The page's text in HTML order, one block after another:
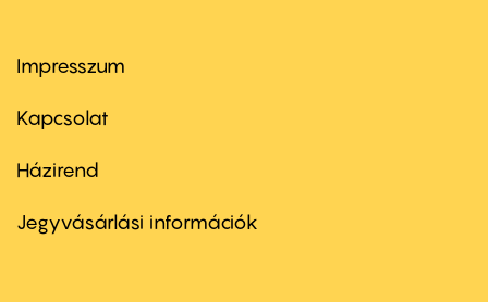
Footer
first
Impresszum
Kapcsolat
Footer
second
Házirend
Jegyvásárlási információk